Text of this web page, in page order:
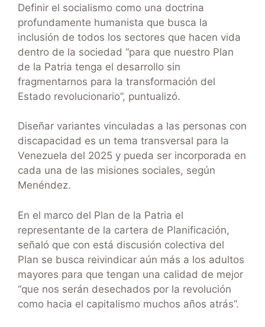
Definir el socialismo como una doctrina
profundamente humanista que busca la
inclusión de todos los sectores que hacen vida
dentro de la sociedad “para que nuestro Plan
de la Patria tenga el desarrollo sin
fragmentarnos para la transformación del
Estado revolucionario”, puntualizó.
Diseñar variantes vinculadas a las personas con
discapacidad es un tema transversal para la
Venezuela del 2025 y pueda ser incorporada en
cada una de las misiones sociales, según
Menéndez.
En el marco del Plan de la Patria el
representante de la cartera de Planificación,
señaló que con está discusión colectiva del
Plan se busca reivindicar aún más a los adultos
mayores para que tengan una calidad de mejor
“que nos serán desechados por la revolución
como hacia el capitalismo muchos años atrás”.